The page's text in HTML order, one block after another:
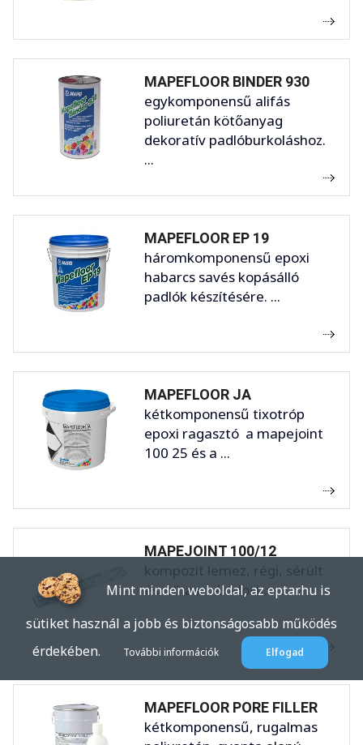
MAPEFLOOR BINDER 930
egykomponensű alifás
poliuretán kötőanyag
dekoratív padlóburkoláshoz.
...
MAPEFLOOR EP 19
háromkomponensű epoxi
habarcs savés kopásálló
padlók készítésére. ...
MAPEFLOOR JA
kétkomponensű tixotróp
epoxi ragasztó a mapejoint
100 25 és a ...
MAPEJOINT 100/12
kompozit lemez, régi, sérült
és elhasználódott ...
MAPEFLOOR PORE FILLER
kétkomponensű, rugalmas
Mint minden weboldal, az eptar.hu is
sütiket használ a jobb és biztonságosabb működés
érdekében.
További információk Elfogad